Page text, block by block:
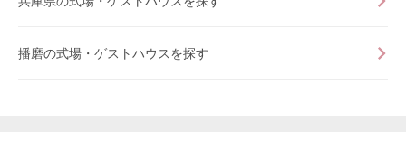
播磨の式場・ゲストハウスを探す